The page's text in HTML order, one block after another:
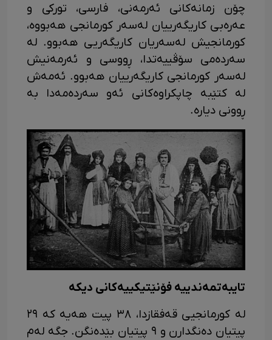
چۆن زمانەکانی ئەرمەنی، فارسی، تورکی و
عەرەبی کاریگەرییان لەسەر کورمانجی هەبووە،
کورمانجیش لەسەریان کاریگەریی هەبوو. لە
سەردەمی سۆڤییەتدا، ڕووسی و ئەرمەنیش
لەسەر کورمانجی کاریگەرییان هەبوو. ئەمەش
لە کتێبە چاپکراوەکانی ئەو سەردەمەدا بە
ڕوونی دیارە.
تایبەتمەندییە فۆنێتیکییەکانی دیکە
لە کورمانجیی قەفقازدا، ٣٨ پیت هەیە کە ٢٩
پیتیان دەنگدارن و ٩ پیتیان بێدەنگن. جگە لەم